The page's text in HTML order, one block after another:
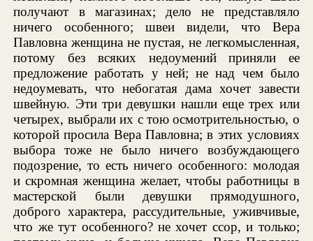
получают в магазинах; дело не представляло
ничего особенного; швеи видели, что Вера
Павловна женщина не пустая, не легкомысленная,
потому без всяких недоумений приняли ее
предложение работать у ней; не над чем было
недоумевать, что небогатая дама хочет завести
швейную. Эти три девушки нашли еще трех или
четырех, выбрали их с тою осмотрительностью, о
которой просила Вера Павловна; в этих условиях
выбора тоже не было ничего возбуждающего
подозрение, то есть ничего особенного: молодая
и скромная женщина желает, чтобы работницы в
мастерской были девушки прямодушного,
доброго характера, рассудительные, уживчивые,
что же тут особенного? не хочет ссор, и только;